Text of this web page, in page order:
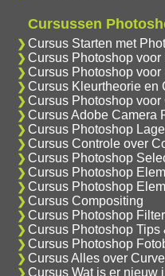
Cursussen
Cursus Starten met
Cursus Photoshop voor
Cursus Photoshop voor
Cursus Kleurtheorie en
Cursus Photoshop voor
Cursus Adobe Camera
Cursus Photoshop
Cursus Controle over
Cursus Photoshop
Cursus Photoshop
Cursus Photoshop
Cursus Compositing
Cursus Photoshop
Cursus Photoshop Tips
Cursus Photoshop
Cursus Alles over
Cursus Wat is er nieuw